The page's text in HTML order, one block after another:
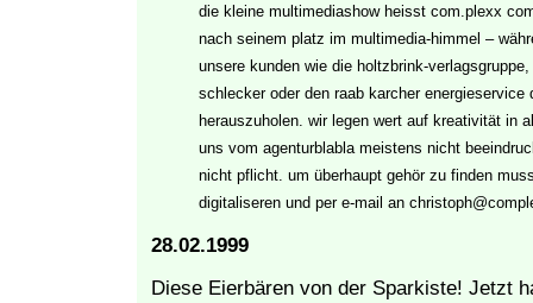
die kleine multimediashow heisst com.plexx
nach seinem platz im multimedia-himmel –
unsere kunden wie die holtzbrink-
schlecker oder den raab karcher energieservice
herauszuholen. wir legen wert auf kreativität in
uns vom agenturblabla meistens nicht
nicht pflicht. um überhaupt gehör zu finden
digitaliseren und per e-mail an
28.02.1999
Diese Eierbären von der Sparkiste! Jetzt